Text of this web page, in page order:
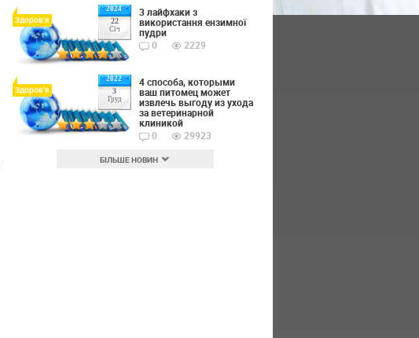
2024
22
Січ
Здоров'я
3 лайфхаки з
використання ензимної
пудри
0
2229
2022
3
Груд
Здоров'я
4 способа, которыми
ваш питомец может
извлечь выгоду из ухода
за ветеринарной
клиникой
0
29923
БІЛЬШЕ НОВИН